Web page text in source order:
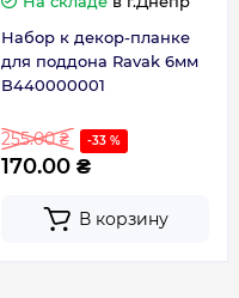
Набор к декор-планке
для поддона Ravak 6мм
B440000001
255.00 ₴ -33 %
170.00 ₴
В корзину